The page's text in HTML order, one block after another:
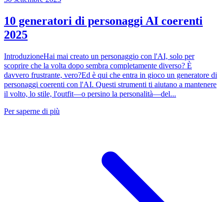
10 generatori di personaggi AI coerenti
2025
IntroduzioneHai mai creato un personaggio con l'AI, solo per
scoprire che la volta dopo sembra completamente diverso? È
davvero frustrante, vero?Ed è qui che entra in gioco un generatore di
personaggi coerenti con l'AI. Questi strumenti ti aiutano a mantenere
il volto, lo stile, l'outfit—o persino la personalità—del...
Per saperne di più